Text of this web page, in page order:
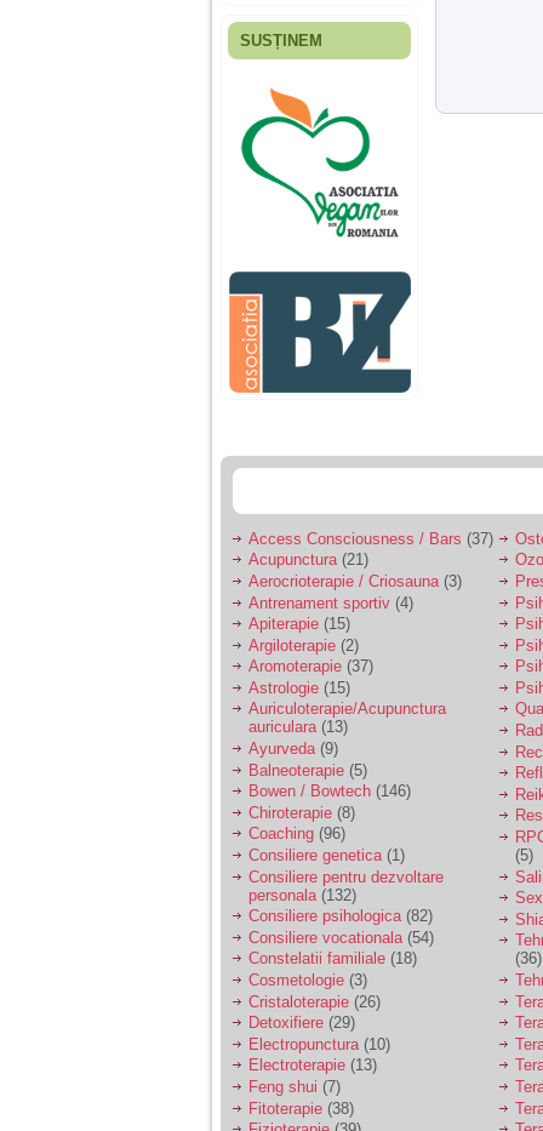
Fiica mea s-a nascut
ani, privind in urma
realizez cat de multe
greseli am facut in
educatia si cresterea
ei, am fost o mama
egoista, preocupata
de implinirea
profesionala, cand ea
era mica am neglijat-
agresiva, orice
greseala era taxata cu
o palma sau pedepse.
De 4 ani am o relatie
serioasa cu un barbat
sa se manifeste o
Ma aflu aici pentru ca
vreau sa stiu daca am
nevoie de un psiholog
sau psihiatru.
Sunt casatorita, am
31 de ani si un copil in
varsta de 2 ani care
mi-e lumina ochilor.
De ceva timp simt ca
mi s-a adunat
oboseala, o oboseala
cronica de care nu pot
scapa si simt ca din
cauza ei nu pot
controla nervii si
cateodata are copilul
de suferit.
Am o bariera peste
care nu pot trece:
prietena mea a ramas
insarcinata cu o fata.
Am fost de comun
acord sa facem un
copil, cu gandul ca e
baiat.
SUSȚINEM
Access Consciousness / Bars (37)
Acupunctura(21)
Aerocrioterapie / Criosauna (3)
Antrenament sportiv (4)
Apiterapie (15)
Argiloterapie (2)
Aromoterapie (37)
Astrologie (15)
Auriculoterapie/Acupunctura
auriculara(13)
Ayurveda(9)
Balneoterapie (5)
Bowen / Bowtech (146)
Chiroterapie (8)
Coaching (96)
Consiliere genetica(1)
Consiliere pentru dezvoltare
personala (132)
Consiliere psihologica(82)
Consiliere vocationala (54)
Constelatii familiale (18)
Cosmetologie (3)
Cristaloterapie (26)
Detoxifiere (29)
Electropunctura (10)
Electroterapie (13)
Feng shui (7)
Fitoterapie (38)
(5)
(36)